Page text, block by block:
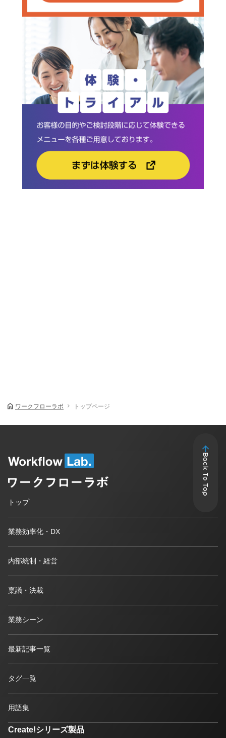
ワークフローラボ トップページ
トップ
業務効率化・DX
内部統制・経営
稟議・決裁
業務シーン
最新記事一覧
タグ一覧
用語集
Create!シリーズ製品
Back To Top